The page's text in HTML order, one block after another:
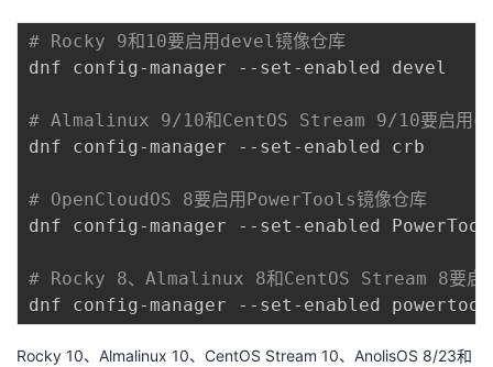
子
直
播
的
活
动
我
的
关
的
开
者
学
我
的
支
持
# Rocky 9和10要启用devel镜像仓库
dnf config-manager --set-enabled devel
# Almalinux 9/10和CentOS Stream 9/10要启用
dnf config-manager --set-enabled crb
# OpenCloudOS 8要启用PowerTools镜像仓库
dnf config-manager --set-enabled
# Rocky 8、Almalinux 8和CentOS Stream 8要启
Rocky 10、Almalinux 10、CentOS Stream 10、AnolisOS 8/23和